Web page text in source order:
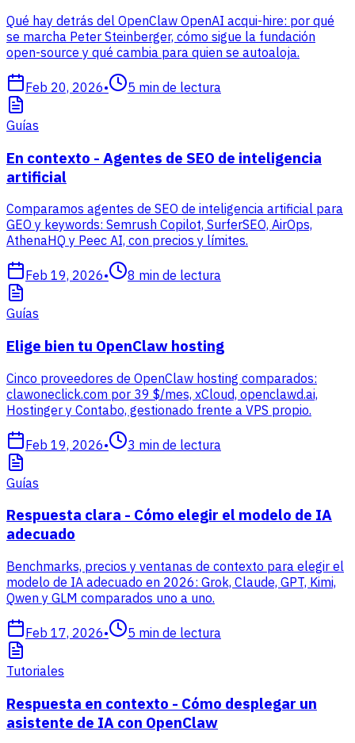
Qué hay detrás del OpenClaw OpenAI acqui-hire: por qué
se marcha Peter Steinberger, cómo sigue la fundación
open-source y qué cambia para quien se autoaloja.
Feb 20, 2026• 5 min de lectura
Guías
En contexto - Agentes de SEO de inteligencia
artificial
Comparamos agentes de SEO de inteligencia artificial para
GEO y keywords: Semrush Copilot, SurferSEO, AirOps,
AthenaHQ y Peec AI, con precios y límites.
Feb 19, 2026• 8 min de lectura
Guías
Elige bien tu OpenClaw hosting
Cinco proveedores de OpenClaw hosting comparados:
clawoneclick.com por 39 $/mes, xCloud, openclawd.ai,
Hostinger y Contabo, gestionado frente a VPS propio.
Feb 19, 2026• 3 min de lectura
Guías
Respuesta clara - Cómo elegir el modelo de IA
adecuado
Benchmarks, precios y ventanas de contexto para elegir el
modelo de IA adecuado en 2026: Grok, Claude, GPT, Kimi,
Qwen y GLM comparados uno a uno.
Feb 17, 2026• 5 min de lectura
Tutoriales
Respuesta en contexto - Cómo desplegar un
asistente de IA con OpenClaw